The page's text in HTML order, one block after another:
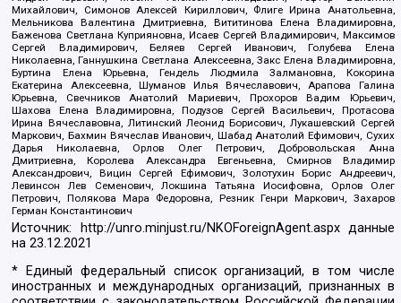
Михайлович, Симонов Алексей Кириллович, Флиге Ирина Анатольевна,
Мельникова Валентина Дмитриевна, Вититинова Елена Владимировна,
Баженова Светлана Куприяновна, Исаев Сергей Владимирович, Максимов
Сергей Владимирович, Беляев Сергей Иванович, Голубева Елена
Николаевна, Ганнушкина Светлана Алексеевна, Закс Елена Владимировна,
Буртина Елена Юрьевна, Гендель Людмила Залмановна, Кокорина
Екатерина Алексеевна, Шуманов Илья Вячеславович, Арапова Галина
Юрьевна, Свечников Анатолий Мариевич, Прохоров Вадим Юрьевич,
Шахова Елена Владимировна, Подузов Сергей Васильевич, Протасова
Ирина Вячеславовна, Литинский Леонид Борисович, Лукашевский Сергей
Маркович, Бахмин Вячеслав Иванович, Шабад Анатолий Ефимович, Сухих
Дарья Николаевна, Орлов Олег Петрович, Добровольская Анна
Дмитриевна, Королева Александра Евгеньевна, Смирнов Владимир
Александрович, Вицин Сергей Ефимович, Золотухин Борис Андреевич,
Левинсон Лев Семенович, Локшина Татьяна Иосифовна, Орлов Олег
Петрович, Полякова Мара Федоровна, Резник Генри Маркович, Захаров
Герман Константинович
Источник: http://unro.minjust.ru/NKOForeignAgent.aspxданные
на23.12.2021
* Единый федеральный список организаций, в том числе
иностранных и международных организаций, признанных в